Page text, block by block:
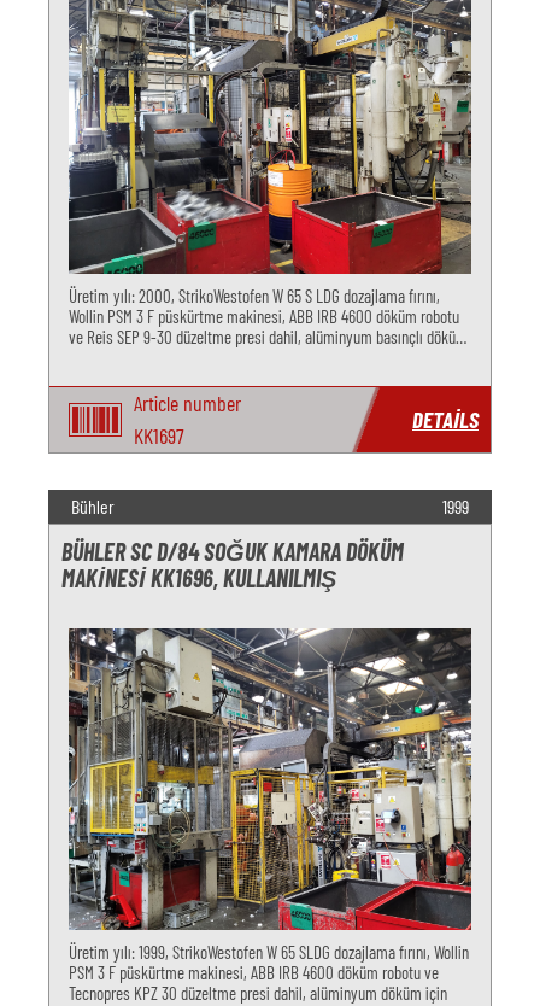
Üretim yılı: 2000, StrikoWestofen W 65 S LDG dozajlama fırını,
Wollin PSM 3 F püskürtme makinesi, ABB IRB 4600 döküm robotu
ve Reis SEP 9-30 düzeltme presi dahil, alüminyum basınçlı döküm
Article number
KK1697
DETAILS
Bühler 1999
BÜHLER SC D/84 SOĞUK KAMARA DÖKÜM
MAKINESI KK1696, KULLANILMIŞ
Üretim yılı: 1999, StrikoWestofen W 65 SLDG dozajlama fırını, Wollin
PSM 3 F püskürtme makinesi, ABB IRB 4600 döküm robotu ve
Tecnopres KPZ 30 düzeltme presi dahil, alüminyum döküm için